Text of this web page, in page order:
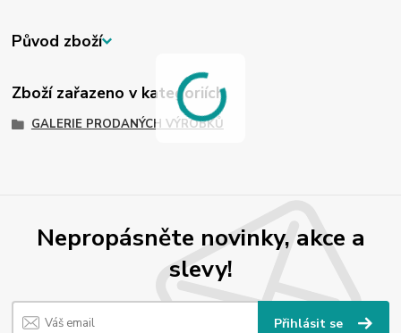
Původ zboží
Zboží zařazeno v kategoriích
GALERIE PRODANÝCH VÝROBKŮ
Nepropásněte novinky, akce a
slevy!
Přihlásit se